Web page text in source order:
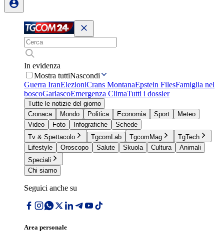
In evidenza
Mostra tuttiNascondi
Guerra IranElezioniCrans MontanaEpstein FilesFamiglia nel
boscoGarlascoEmergenza ClimaTutti i dossier
Tutte le notizie del giorno
Cronaca
Mondo Politica Economia Sport
Meteo
Video
Foto Infografiche
Schede
Tv & Spettacolo
TgcomLab TgcomMag
TgTech
Lifestyle
Oroscopo Salute Skuola Cultura
Animali
Speciali
Chi siamo
Seguici anche su
Area personale